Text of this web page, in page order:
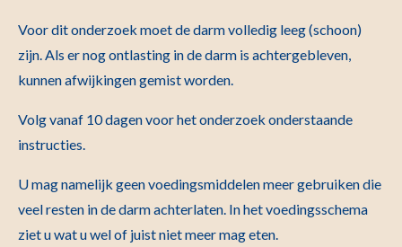
Voor dit onderzoek moet de darm volledig leeg (schoon)
zijn. Als er nog ontlasting in de darm is achtergebleven,
kunnen afwijkingen gemist worden.
Volg vanaf 10 dagen voor het onderzoek onderstaande
instructies.
U mag namelijk geen voedingsmiddelen meer gebruiken die
veel resten in de darm achterlaten. In het voedingsschema
ziet u wat u wel of juist niet meer mag eten.